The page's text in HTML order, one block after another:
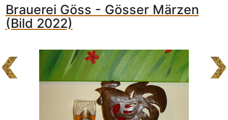
Brauerei Göss - Gösser Märzen
(Bild 2022)